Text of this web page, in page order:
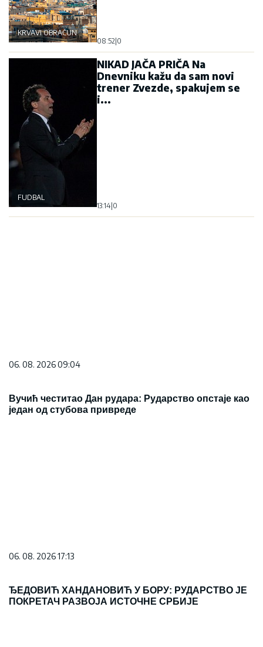
KRVAVI OBRAČUN
08:52 0
FUDBAL
NIKAD JAČA PRIČA Na
Dnevniku kažu da sam novi
trener Zvezde, spakujem se
i...
13:14 0
06. 08. 2026 09:04
Вучић честитао Дан рудара: Рударство опстаје као
један од стубова привреде
06. 08. 2026 17:13
ЂЕДОВИЋ ХАНДАНОВИЋ У БОРУ: РУДАРСТВО ЈЕ
ПОКРЕТАЧ РАЗВОЈА ИСТОЧНЕ СРБИЈЕ